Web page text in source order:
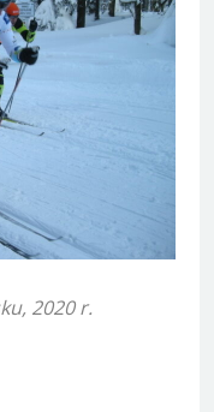
2020 r.